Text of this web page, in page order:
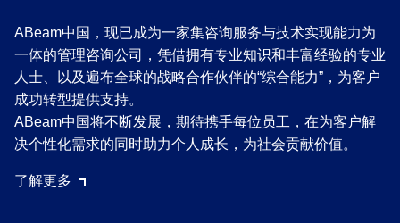
ABeam中国，现已成为一家集咨询服务与技术实现能力为
一体的管理咨询公司，凭借拥有专业知识和丰富经验的专业
人士、以及遍布全球的战略合作伙伴的“综合能力”，为客户
成功转型提供支持。
ABeam中国将不断发展，期待携手每位员工，在为客户解
决个性化需求的同时助力个人成长，为社会贡献价值。
了解更多